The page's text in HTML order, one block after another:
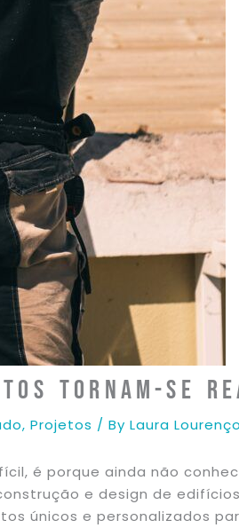
Tornam-se
, Projetos / By Laura Lourenço
é porque ainda não
e design de edifícios
únicos e personalizados